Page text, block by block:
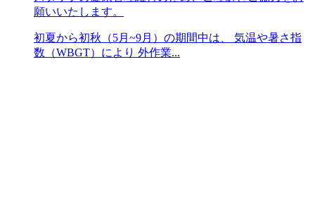
願いいたします。
初夏から初秋（5月~9月）の期間中は、 気温や暑さ指
数（WBGT）により 外作業...